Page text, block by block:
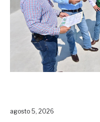
agosto 5, 2026